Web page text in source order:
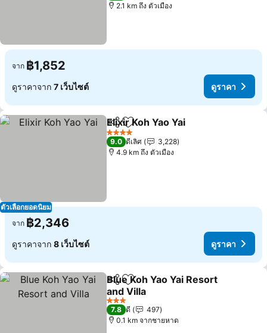
2.1 km ถึง ตัวเมือง
จาก ฿1,852
ดูราคาจาก 7 เว็บไซต์ ดูราคา
ตัวเลือกยอดนิยม
แชร์ เพิ่มในรายการโปรด
Elixir Koh Yao Yai
4 ดาว
9.0 ดีเลิศ
3,228
4.9 km ถึง ตัวเมือง
จาก ฿2,346
ดูราคาจาก 8 เว็บไซต์ ดูราคา
แชร์ เพิ่มในรายการโปรด
Blue Koh Yao Yai Resort
and Villa
ดูราคา
3 ดาว
7.8 ดี
497
0.1 km จากชายหาด